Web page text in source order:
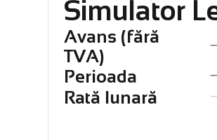
Simulator
Avans (fără
TVA)
−
Perioada
−
Rată lunară
−